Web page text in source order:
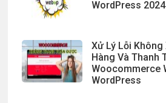
WordPress
Xử Lý Lỗi
Hàng Và Thanh
Woocommerce
WordPress